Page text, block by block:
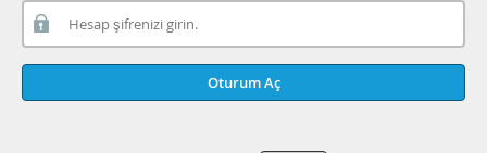
Oturum Aç